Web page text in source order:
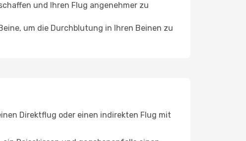
und Ihren Flug angenehmer zu
um die Durchblutung in Ihren Beinen zu
Direktflug oder einen indirekten Flug mit